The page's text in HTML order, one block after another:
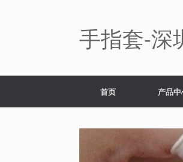
手指套-深
首页 产品